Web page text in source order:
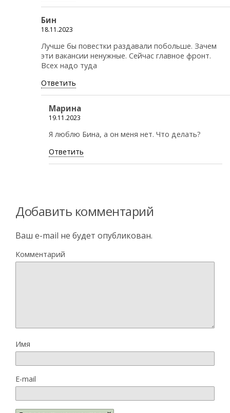
Бин
18.11.2023
Лучше бы повестки раздавали побольше. Зачем
эти вакансии ненужные. Сейчас главное фронт.
Всех надо туда
Ответить
Марина
19.11.2023
Я люблю Бина, а он меня нет. Что делать?
Ответить
Добавить комментарий
Ваш e-mail не будет опубликован.
Комментарий
Имя
E-mail